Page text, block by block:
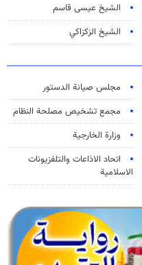
الشيخ عيسى قاسم
الشيخ الزكزاكي
مجلس صيانة الدستور
مجمع تشخيص مصلحة النظام
وزارة الخارجية
اتحاد الاذاعات والتلفزيونات
الاسلامية